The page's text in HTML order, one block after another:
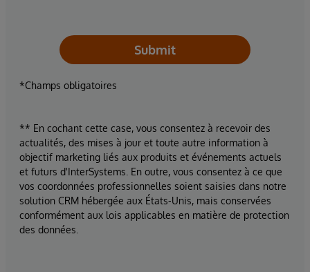
Submit
*Champs obligatoires
** En cochant cette case, vous consentez à recevoir des
actualités, des mises à jour et toute autre information à
objectif marketing liés aux produits et événements actuels
et futurs d'InterSystems. En outre, vous consentez à ce que
vos coordonnées professionnelles soient saisies dans notre
solution CRM hébergée aux États-Unis, mais conservées
conformément aux lois applicables en matière de protection
des données.